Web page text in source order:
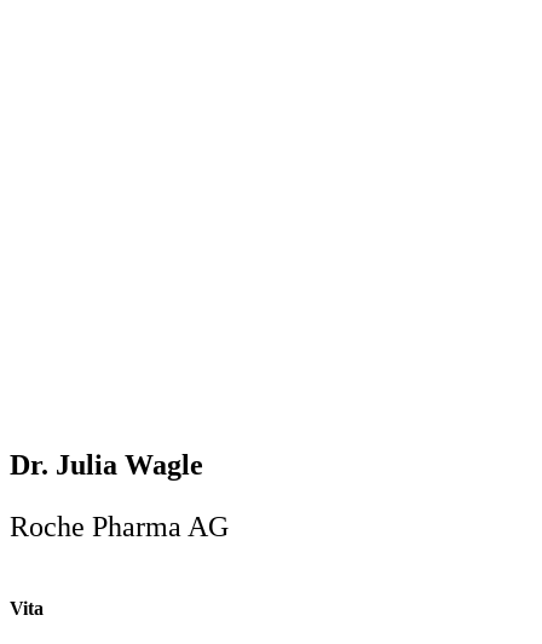
Dr. Julia Wagle
Roche Pharma AG
Vita